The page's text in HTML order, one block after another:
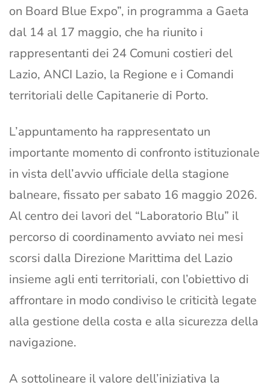
on Board Blue Expo”, in programma a Gaeta
dal 14 al 17 maggio, che ha riunito i
rappresentanti dei 24 Comuni costieri del
Lazio, ANCI Lazio, la Regione e i Comandi
territoriali delle Capitanerie di Porto.
L’appuntamento ha rappresentato un
importante momento di confronto istituzionale
in vista dell’avvio ufficiale della stagione
balneare, fissato per sabato 16 maggio 2026.
Al centro dei lavori del “Laboratorio Blu” il
percorso di coordinamento avviato nei mesi
scorsi dalla Direzione Marittima del Lazio
insieme agli enti territoriali, con l’obiettivo di
affrontare in modo condiviso le criticità legate
alla gestione della costa e alla sicurezza della
navigazione.
A sottolineare il valore dell’iniziativa la